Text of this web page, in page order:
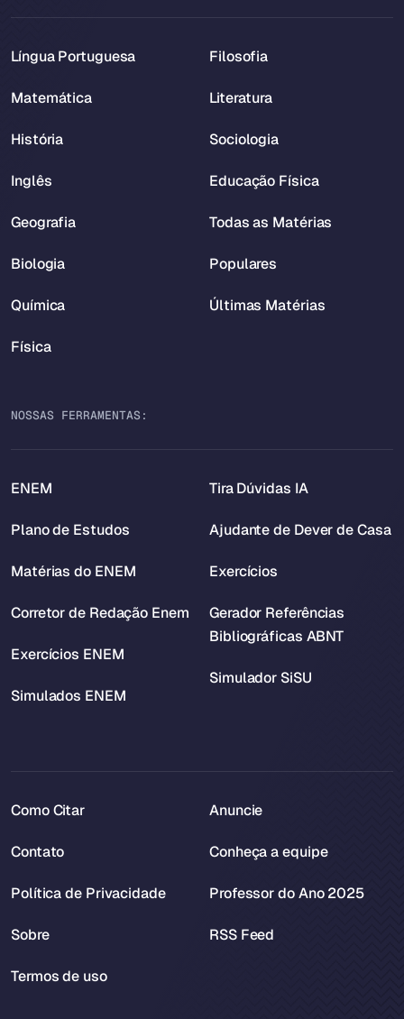
Língua Portuguesa
Matemática
História
Inglês
Geografia
Biologia
Química
Física
Filosofia
Literatura
Sociologia
Educação Física
Todas as Matérias
Populares
Últimas Matérias
NOSSAS FERRAMENTAS:
ENEM
Plano de Estudos
Matérias do ENEM
Corretor de Redação Enem
Exercícios ENEM
Simulados ENEM
Tira Dúvidas IA
Ajudante de Dever de Casa
Exercícios
Gerador Referências
Bibliográficas ABNT
Simulador SiSU
Como Citar
Contato
Política de Privacidade
Sobre
Termos de uso
Anuncie
Conheça a equipe
Professor do Ano 2025
RSS Feed